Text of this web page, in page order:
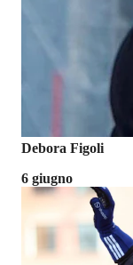
Debora Figoli
6 giugno